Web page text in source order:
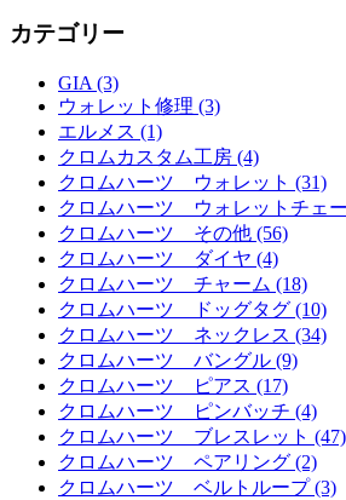
カテゴリー
GIA (3)
ウォレット修理 (3)
エルメス (1)
クロムカスタム工房 (4)
クロムハーツ ウォレット (31)
クロムハーツ ウォレットチェ
クロムハーツ その他 (56)
クロムハーツ ダイヤ (4)
クロムハーツ チャーム (18)
クロムハーツ ドッグタグ (10)
クロムハーツ ネックレス (34)
クロムハーツ バングル (9)
クロムハーツ ピアス (17)
クロムハーツ ピンバッチ (4)
クロムハーツ ブレスレット (47)
クロムハーツ ペアリング (2)
クロムハーツ ベルトループ (3)